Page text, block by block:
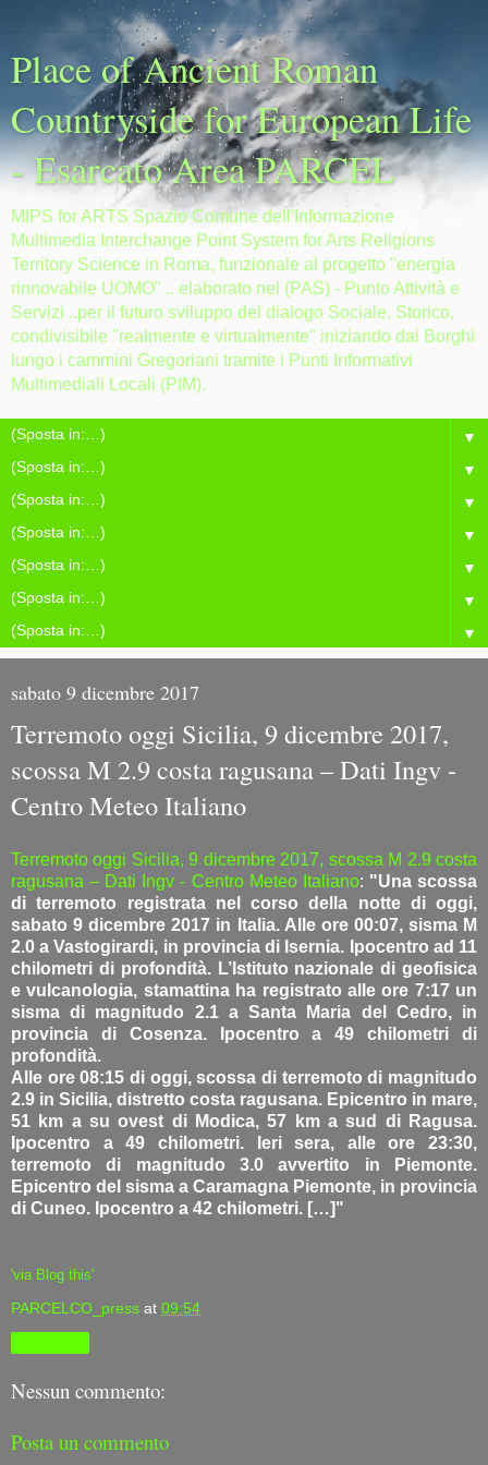
Place of Ancient Roman
Countryside for European Life
- Esarcato Area PARCEL
MIPS for ARTS Spazio Comune dell'Informazione
Multimedia Interchange Point System for Arts Religions
Territory Science in Roma, funzionale al progetto "energia
rinnovabile UOMO" .. elaborato nel (PAS) - Punto Attività e
Servizi ..per il futuro sviluppo del dialogo Sociale, Storico,
condivisibile "realmente e virtualmente" iniziando dai Borghi
lungo i cammini Gregoriani tramite i Punti Informativi
Multimediali Locali (PIM).
▼
▼
▼
▼
▼
▼
▼
sabato 9 dicembre 2017
Terremoto oggi Sicilia, 9 dicembre 2017,
scossa M 2.9 costa ragusana – Dati Ingv -
Centro Meteo Italiano
Terremoto oggi Sicilia, 9 dicembre 2017, scossa M 2.9 costa
ragusana – Dati Ingv - Centro Meteo Italiano: "Una scossa
di terremoto registrata nel corso della notte di oggi,
sabato 9 dicembre 2017 in Italia. Alle ore 00:07, sisma M
2.0 a Vastogirardi, in provincia di Isernia. Ipocentro ad 11
chilometri di profondità. L’Istituto nazionale di geofisica
e vulcanologia, stamattina ha registrato alle ore 7:17 un
sisma di magnitudo 2.1 a Santa Maria del Cedro, in
provincia di Cosenza. Ipocentro a 49 chilometri di
profondità.
Alle ore 08:15 di oggi, scossa di terremoto di magnitudo
2.9 in Sicilia, distretto costa ragusana. Epicentro in mare,
51 km a su ovest di Modica, 57 km a sud di Ragusa.
Ipocentro a 49 chilometri. Ieri sera, alle ore 23:30,
terremoto di magnitudo 3.0 avvertito in Piemonte.
Epicentro del sisma a Caramagna Piemonte, in provincia
di Cuneo. Ipocentro a 42 chilometri. […]"
'via Blog this'
PARCELCO_press at 09:54
Nessun commento:
Posta un commento